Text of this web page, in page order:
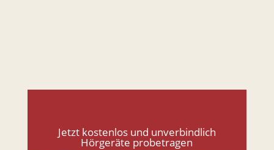
Jetzt kostenlos und unverbindlich
Hörgeräte probetragen